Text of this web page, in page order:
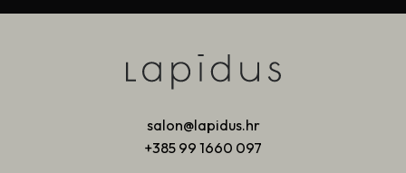
salon@lapidus.hr
+385 99 1660 097